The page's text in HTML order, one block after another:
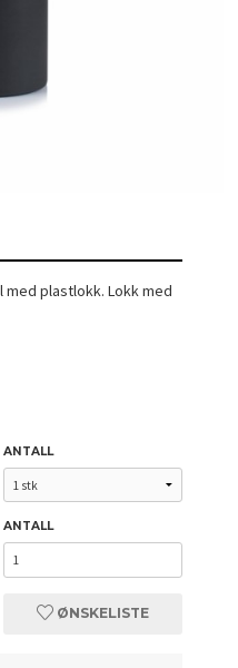
plastlokk. Lokk med
ANTALL
ANTALL
ØNSKELISTE